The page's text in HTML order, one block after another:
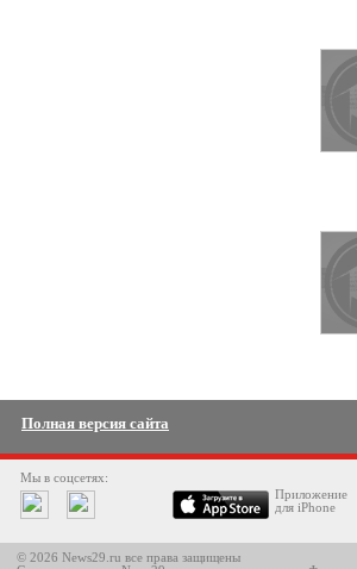
Полная версия сайта
Мы в соцсетях:
Приложение
для iPhone
© 2026 News29.ru все права защищены